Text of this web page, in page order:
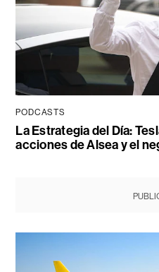
PODCASTS
La Estrategia del Día:
acciones de Alsea y el